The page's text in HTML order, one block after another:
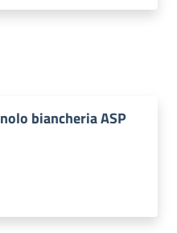
biancheria ASP